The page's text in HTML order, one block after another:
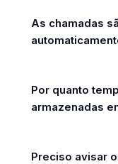
As chamadas
Por quanto
armazenadas
Preciso avisar